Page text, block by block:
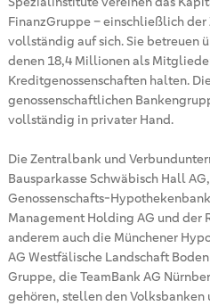
FinanzGruppe – einschließlich der
vollständig auf sich. Sie betreuen
denen 18,4 Millionen als
Kreditgenossenschaften halten.
genossenschaftlichen
vollständig in privater Hand.
Die Zentralbank und
Bausparkasse Schwäbisch Hall
Genossenschafts-
Management Holding AG und der
anderem auch die Münchener
AG Westfälische Landschaft
Gruppe, die TeamBank AG
gehören, stellen den Volksbanken